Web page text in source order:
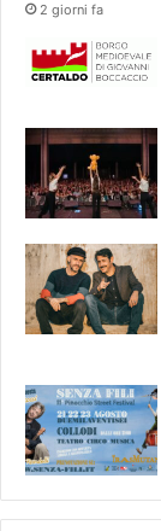
2 giorni fa